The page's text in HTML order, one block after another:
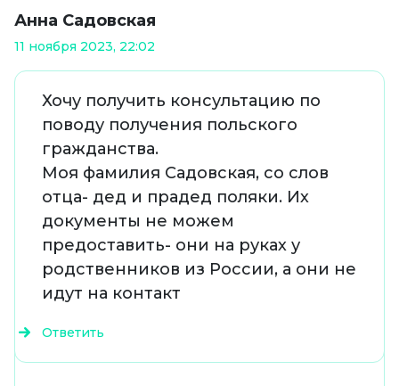
Анна Садовская
11 ноября 2023, 22:02
Хочу получить консультацию по
поводу получения польского
гражданства.
Моя фамилия Садовская, со слов
отца- дед и прадед поляки. Их
документы не можем
предоставить- они на руках у
родственников из России, а они не
идут на контакт
Ответить